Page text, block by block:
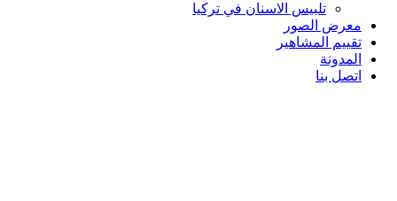
تلبيس الاسنان في تركيا
معرض الصور
تقييم المشاهير
المدونة
اتصل بنا